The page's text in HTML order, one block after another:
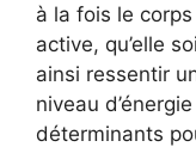
à la fois le
active, qu’elle
ainsi ressentir
niveau
déterminants